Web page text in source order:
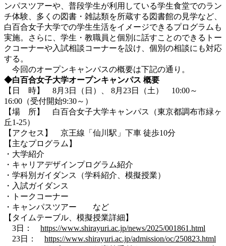
ンパスツアーや、普段学生が利用している学生食堂でのラン
チ体験、多くの図書・雑誌類を所蔵する図書館の見学など、
白百合女子大学での学生生活をイメージできるプログラムも
実施。さらに、学生・教職員と個別に話すことのできるトー
クコーナーや入試相談コーナーを設け、個別の相談にも対応
する。
今回のオープンキャンパスの概要は下記の通り。
◆白百合女子大学オープンキャンパス 概要
【日 時】 8月3日（日）、 8月23日（土） 10:00～
16:00（受付開始9:30～）
【場 所】 白百合女子大学キャンパス（東京都調布市緑ヶ
丘1-25）
【アクセス】 京王線「仙川駅」下車 徒歩10分
【主なプログラム】
・大学紹介
・キャリアデザインプログラム紹介
・学科別ガイダンス（学科紹介、模擬授業）
・入試ガイダンス
・トークコーナー
・キャンパスツアー など
【タイムテーブル、模擬授業詳細】
3日： https://www.shirayuri.ac.jp/news/2025/001861.html
23日： https://www.shirayuri.ac.jp/admission/oc/250823.html